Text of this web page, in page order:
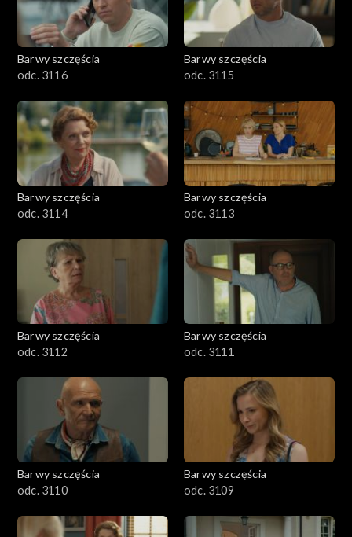
Barwy szczęścia
odc. 3116
Barwy szczęścia
odc. 3115
Barwy szczęścia
odc. 3114
Barwy szczęścia
odc. 3113
Barwy szczęścia
odc. 3112
Barwy szczęścia
odc. 3111
Barwy szczęścia
odc. 3110
Barwy szczęścia
odc. 3109